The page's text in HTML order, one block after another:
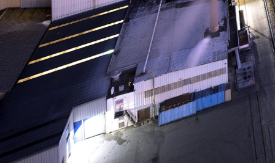
Stadtplan
Drucken
Login